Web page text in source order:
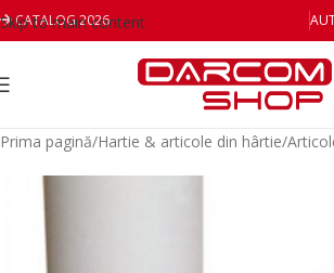
Skip to main content
CATALOG 2026
Prima pagină/Hartie & articole din hârtie/